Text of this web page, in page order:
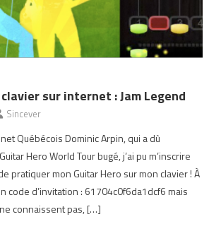
sur internet : Jam Legend
Sincever
Québécois Dominic Arpin, qui a dû
Hero World Tour bugé, j’ai pu m’inscrire
pratiquer mon Guitar Hero sur mon clavier ! À
code d’invitation : 61704c0f6da1dcf6 mais
connaissent pas, […]